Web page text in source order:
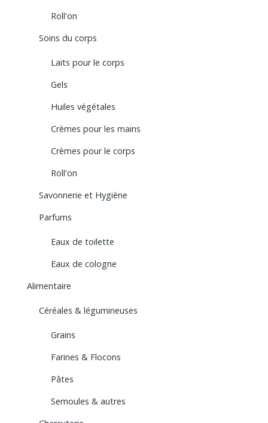
Roll'on
Soins du corps
Laits pour le corps
Gels
Huiles végétales
Crèmes pour les mains
Crèmes pour le corps
Roll'on
Savonnerie et Hygiène
Parfums
Eaux de toilette
Eaux de cologne
Alimentaire
Céréales & légumineuses
Grains
Farines & Flocons
Pâtes
Semoules & autres